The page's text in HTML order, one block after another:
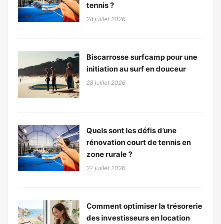
tennis ?
28 juillet 2026
Biscarrosse surfcamp pour une
initiation au surf en douceur
28 juillet 2026
Quels sont les défis d’une
rénovation court de tennis en
zone rurale ?
27 juillet 2026
Comment optimiser la trésorerie
des investisseurs en location